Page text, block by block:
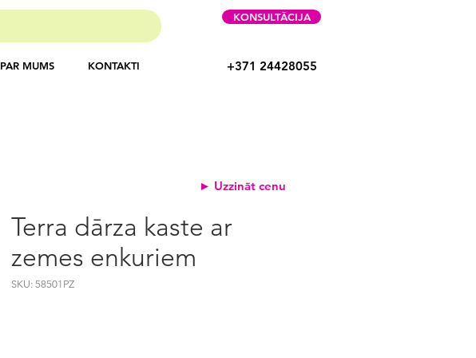
PAR MUMS KONTAKTI
KONSULTĀCIJA
+371 24428055
Terra dārza kaste ar
zemes enkuriem
SKU: 58501PZ
► Uzzināt cenu